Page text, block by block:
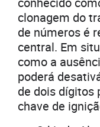
clonagem do
de números é
central. Em
como a
poderá
de dois dígitos
chave de